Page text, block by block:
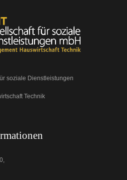
soziale Dienstleistungen
Technik